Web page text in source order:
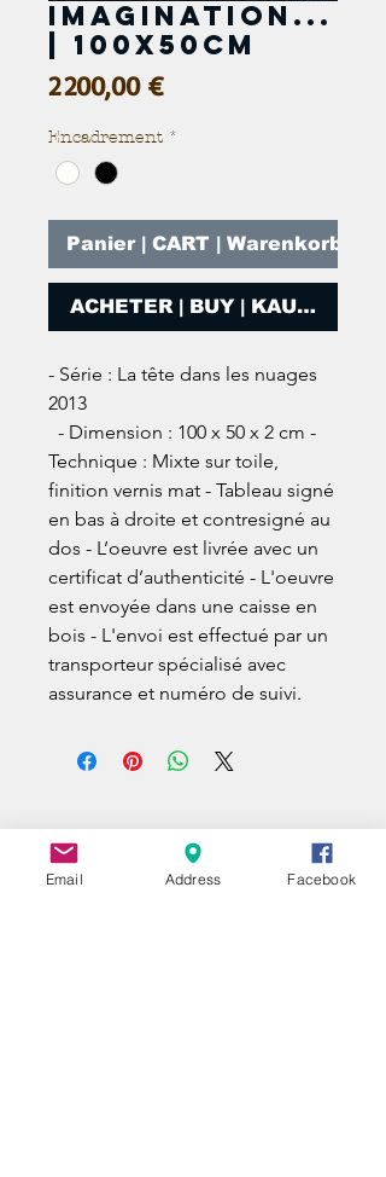
Imagination...
| 100x50cm
2 200,00 €Prix
Encadrement *
Panier | CART | Warenkorb
ACHETER | BUY | KAUFEN
- Série : La tête dans les nuages
2013
Technique : Mixte sur toile,
finition vernis mat - Tableau signé
en bas à droite et contresigné au
dos - L’oeuvre est livrée avec un
certificat d’authenticité - L'oeuvre
est envoyée dans une caisse en
bois - L'envoi est effectué par un
transporteur spécialisé avec
assurance et numéro de suivi.
Email Address Facebook